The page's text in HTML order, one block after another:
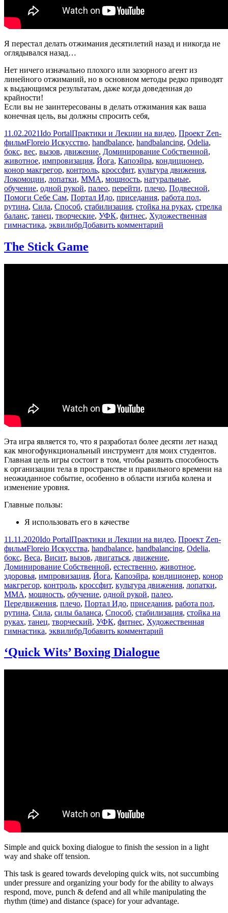
Я перестал делать отжимания десятилетий назад и никогда не
оглядывался назад…
Нет ничего изначально плохого или зазорного агент из
линейного отжиманий, но в основном методы редко приводят
к выдающимся результатам, даже когда доведенная до
крайности!
Если вы не заинтересованы в делать отжимания как ваша
конечная цель, вы должны спросить себя,
Опубликовано
11.02.2021Автор
Ido PortalРубрики
Практики и Лекции на видео, Проект Zen-
фильмМетки
Floreio Искусство, handbalance, handbalancing, Odelia,
бокс, вес, вызов, движение, Доминирование Собственной,
животное, импровизация, Йога, Капоэйра, кондиционер,
конор макгрегор, контроль, кроссфит, культура движения,
Локомоции, лопатки, ММА, мощность, натуральные,
обучение, одной рукой, палео, перейти, плечо, Подвесной,
Помоги Себе Сам, Портал Идо, приседания, работа пол,
рутина, Сила, Способ, стабилизация, стойка на руках, стрелка
баланс, танец, творческие, УФК, фитнес, Художественная
гимнастика, эквилибрДобавить комментарий
The Stick Game
Эта игра является то, что я разработал более десяти лет назад
как многофункциональный инструмент для моих студентов.
Главная цель игры состоит в том, чтобы развить способность
к организации тела в пространстве и правильного времени на
неожиданное событие, особенно в области изгиба колена и
изменение уровня.
Главные пользы:
Я использовать его в качестве
Опубликовано
11.11.2020Автор
Ido PortalРубрики
Практики и Лекции на видео, Проект Zen-
фильмМетки
Floreio Искусства, handbalance, handbalancing, Odelia,
бокс, Веса, Висит, вызов, двигаться, движение,
Доминирование Собственной, естественно, животное,
здоровья, импровизация, Йога, Капоэйра, кондиционер, конор
макгрегор, контроль, кроссфит, культура движения, лопатки,
ММА, мощность, обучение, одной рукой, палео,
Передвижения, плечо, Портал Идо, приседания, работа пол,
рутина, Сила, силы баланса, Способ, стабилизация, стойка на
руках, танец, творческий, УФК, фитнес, Художественная
гимнастика, эквилибрДобавить комментарий
‘Quick Wits’ Boxing Dialogue
Simple and quick boxing dialogue to finish the session in a light
way and shake off tension.
This task is geared towards developing quick wits, not succumbing
under pressure and organizing your body for the ability to always
respond, move, punch & defend and all while manipulating the
rhythm (time) and distance (space) for your advantage.